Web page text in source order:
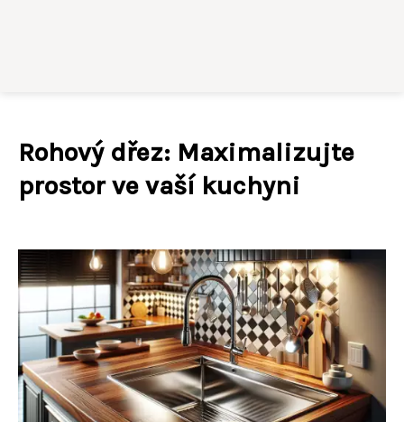
Rohový dřez: Maximalizujte
prostor ve vaší kuchyni